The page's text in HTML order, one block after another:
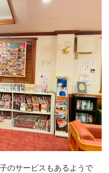
のサービスもあるようで